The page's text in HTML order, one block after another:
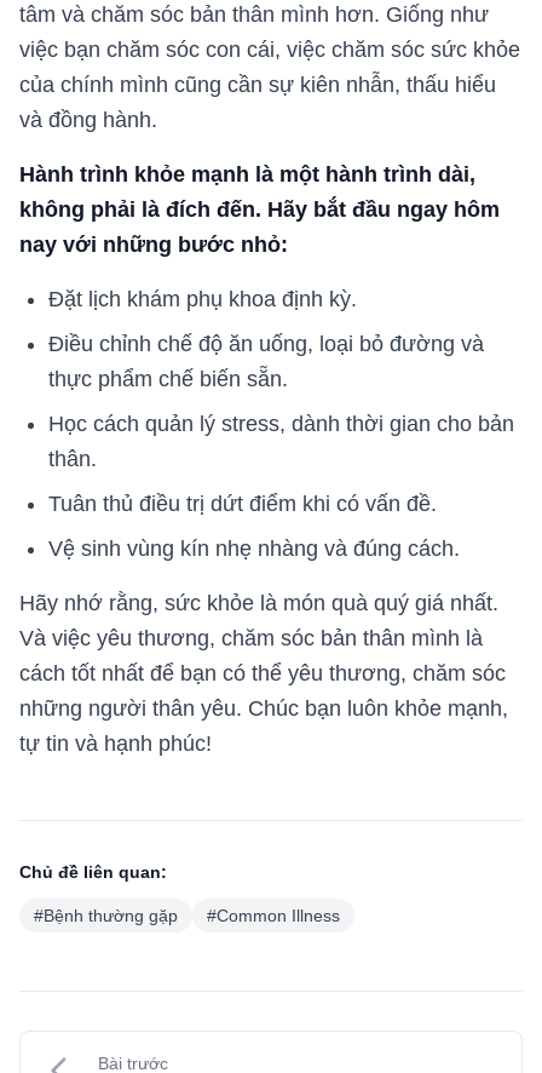
tâm và chăm sóc bản thân mình hơn. Giống như
việc bạn chăm sóc con cái, việc chăm sóc sức khỏe
của chính mình cũng cần sự kiên nhẫn, thấu hiểu
và đồng hành.
Hành trình khỏe mạnh là một hành trình dài,
không phải là đích đến. Hãy bắt đầu ngay hôm
nay với những bước nhỏ:
Đặt lịch khám phụ khoa định kỳ.
Điều chỉnh chế độ ăn uống, loại bỏ đường và
thực phẩm chế biến sẵn.
Học cách quản lý stress, dành thời gian cho bản
thân.
Tuân thủ điều trị dứt điểm khi có vấn đề.
Vệ sinh vùng kín nhẹ nhàng và đúng cách.
Hãy nhớ rằng, sức khỏe là món quà quý giá nhất.
Và việc yêu thương, chăm sóc bản thân mình là
cách tốt nhất để bạn có thể yêu thương, chăm sóc
những người thân yêu. Chúc bạn luôn khỏe mạnh,
tự tin và hạnh phúc!
Chủ đề liên quan:
#Bệnh thường gặp #Common Illness
Bài trước